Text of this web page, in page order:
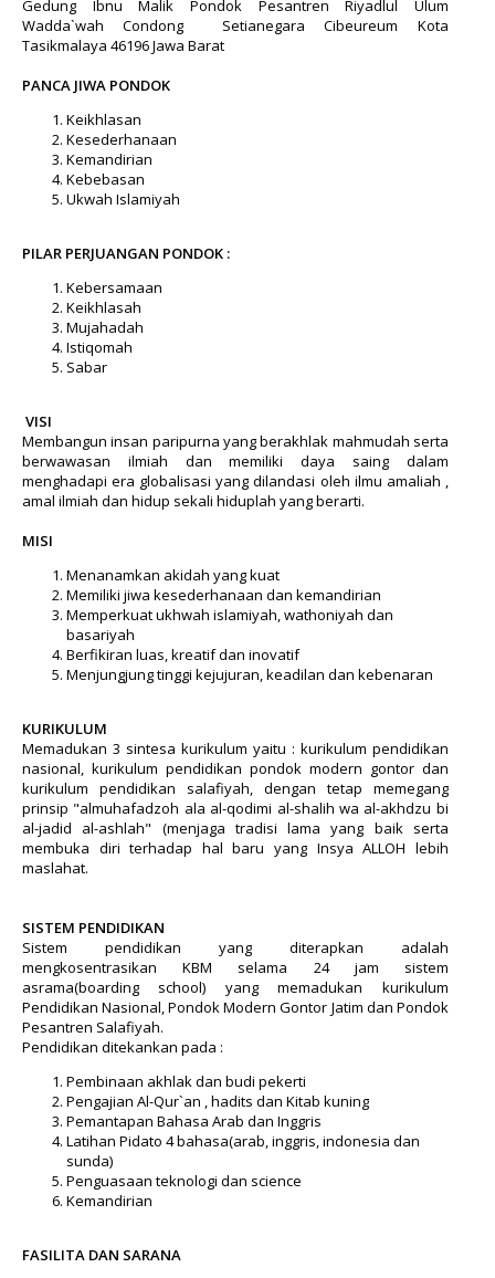
Gedung Ibnu Malik Pondok Pesantren Riyadlul Ulum
Wadda`wah Condong Setianegara Cibeureum Kota
Tasikmalaya 46196 Jawa Barat
PANCA JIWA PONDOK
Keikhlasan
Kesederhanaan
Kemandirian
Kebebasan
Ukwah Islamiyah
PILAR PERJUANGAN PONDOK :
Kebersamaan
Keikhlasah
Mujahadah
Istiqomah
Sabar
VISI
Membangun insan paripurna yang berakhlak mahmudah serta
berwawasan ilmiah dan memiliki daya saing dalam
menghadapi era globalisasi yang dilandasi oleh ilmu amaliah ,
amal ilmiah dan hidup sekali hiduplah yang berarti.
MISI
Menanamkan akidah yang kuat
Memiliki jiwa kesederhanaan dan kemandirian
Memperkuat ukhwah islamiyah, wathoniyah dan
basariyah
Berfikiran luas, kreatif dan inovatif
Menjungjung tinggi kejujuran, keadilan dan kebenaran
KURIKULUM
Memadukan 3 sintesa kurikulum yaitu : kurikulum pendidikan
nasional, kurikulum pendidikan pondok modern gontor dan
kurikulum pendidikan salafiyah, dengan tetap memegang
prinsip "almuhafadzoh ala al-qodimi al-shalih wa al-akhdzu bi
al-jadid al-ashlah" (menjaga tradisi lama yang baik serta
membuka diri terhadap hal baru yang Insya ALLOH lebih
maslahat.
SISTEM PENDIDIKAN
Sistem pendidikan yang diterapkan adalah
mengkosentrasikan KBM selama 24 jam sistem
asrama(boarding school) yang memadukan kurikulum
Pendidikan Nasional, Pondok Modern Gontor Jatim dan Pondok
Pesantren Salafiyah.
Pendidikan ditekankan pada :
Pembinaan akhlak dan budi pekerti
Pengajian Al-Qur`an , hadits dan Kitab kuning
Pemantapan Bahasa Arab dan Inggris
Latihan Pidato 4 bahasa(arab, inggris, indonesia dan
sunda)
Penguasaan teknologi dan science
Kemandirian
FASILITA DAN SARANA